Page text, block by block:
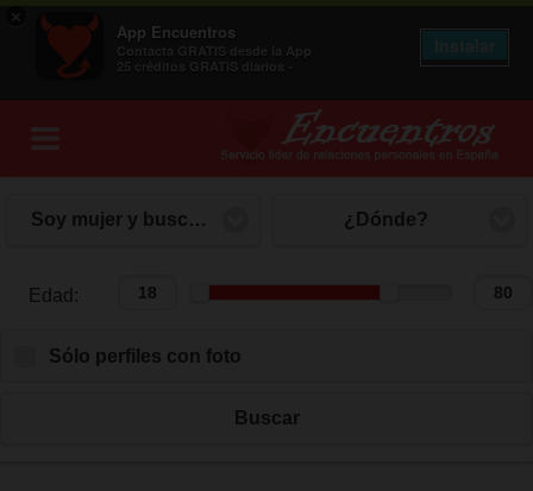
×
App Encuentros
Contacta GRATIS desde la App
25 créditos GRATIS diarios -
Soy mujer y busco mujer ¿Dónde?
Edad: Edad:
Sólo perfiles con foto
Buscar